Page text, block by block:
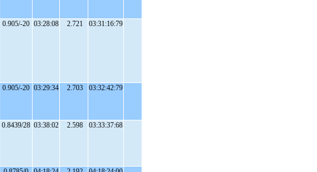
0.905/-20 03:28:08 2.721 03:31:16:79
0.905/-20 03:29:34 2.703 03:32:42:79
0.8439/28 03:38:02 2.598 03:33:37:68